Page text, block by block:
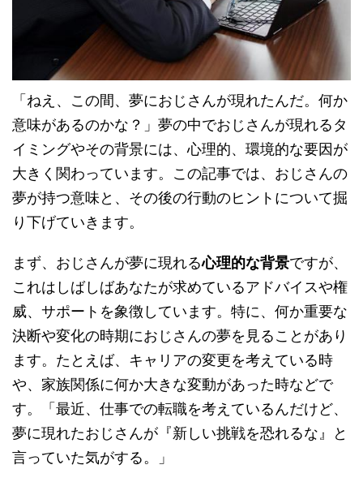
「ねえ、この間、夢におじさんが現れたんだ。何か
意味があるのかな？」夢の中でおじさんが現れるタ
イミングやその背景には、心理的、環境的な要因が
大きく関わっています。この記事では、おじさんの
夢が持つ意味と、その後の行動のヒントについて掘
り下げていきます。
まず、おじさんが夢に現れる心理的な背景ですが、
これはしばしばあなたが求めているアドバイスや権
威、サポートを象徴しています。特に、何か重要な
決断や変化の時期におじさんの夢を見ることがあり
ます。たとえば、キャリアの変更を考えている時
や、家族関係に何か大きな変動があった時などで
す。「最近、仕事での転職を考えているんだけど、
夢に現れたおじさんが『新しい挑戦を恐れるな』と
言っていた気がする。」